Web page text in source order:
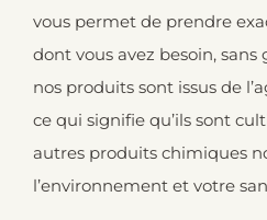
vous permet de prendre
dont vous avez besoin, sans
nos produits sont issus de
ce qui signifie qu’ils sont
autres produits chimiques
l’environnement et votre